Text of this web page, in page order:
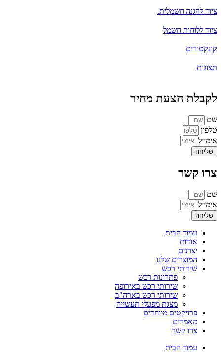
ציוד להגנה חשמלית.
ציוד ללוחות חשמל
קונקטורים
תצוגות
לקבלת הצעת מחיר
שם
טלפון
אימייל
שליחה
צרו קשר
שם
אימייל
שליחה
עמוד הבית
אודות
יצרנים
המוצרים שלנו
שירותי רכש
פתרונות רכש
שירותי רכש באירופה
שירותי רכש בארה"ב
מצגת מפעלי תעשייה
פרויקטים מיוחדים
מאמרים
צרו קשר
עמוד הבית